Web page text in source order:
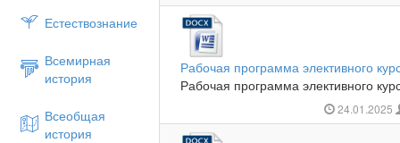
Естествознание
Всемирная
история
Всеобщая
история
Рабочая программа элективного
Рабочая программа элективного
24.01.2025